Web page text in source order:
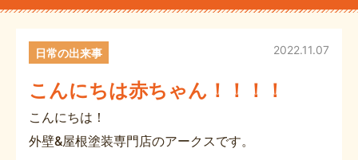
こんにちは赤ちゃん！！！！
2022.11.07
日常の出来事
こんにちは！
外壁&屋根塗装専門店のアークスです。